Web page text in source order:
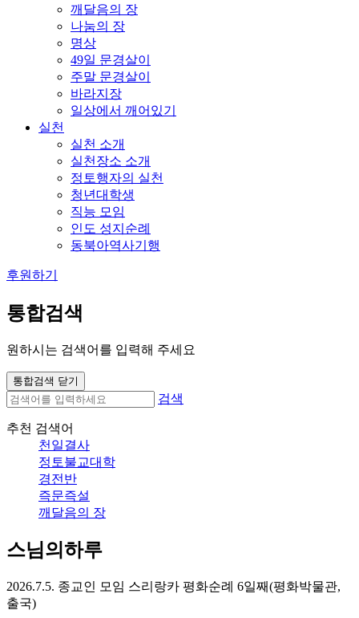
깨달음의 장
나눔의 장
명상
49일 문경살이
주말 문경살이
바라지장
일상에서 깨어있기
실천
실천 소개
실천장소 소개
정토행자의 실천
청년대학생
직능 모임
인도 성지순례
동북아역사기행
후원하기
통합검색
원하시는 검색어를 입력해 주세요
통합검색 닫기
검색
추천 검색어
천일결사
정토불교대학
경전반
즉문즉설
깨달음의 장
스님의하루
2026.7.5. 종교인 모임 스리랑카 평화순례 6일째(평화박물관,
출국)